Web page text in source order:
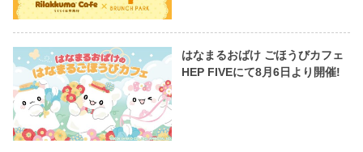
はなまるおばけ ごほうびカフェ
HEP FIVEにて8月6日より開催!